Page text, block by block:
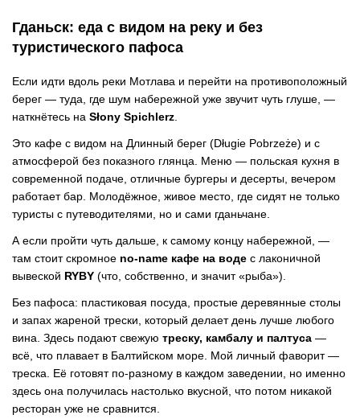
Гданьск: еда с видом на реку и без
туристического пафоса
Если идти вдоль реки Мотлава и перейти на противоположный
берег — туда, где шум набережной уже звучит чуть глуше, —
наткнётесь на Słony Spichlerz
Это кафе с видом на Длинный берег (Długie Pobrzeże) и с
атмосферой без показного глянца. Меню — польская кухня в
современной подаче, отличные бургеры и десерты, вечером
работает бар. Молодёжное, живое место, где сидят не только
туристы с путеводителями, но и сами гданьчане.
А если пройти чуть дальше, к самому концу набережной, —
там стоит скромное no-name кафе на воде с лаконичной
вывеской RYBY (что, собственно, и значит «рыба»).
Без пафоса: пластиковая посуда, простые деревянные столы
и запах жареной трески, который делает день лучше любого
вина. Здесь подают свежую треску, камбалу и палтуса —
всё, что плавает в Балтийском море. Мой личный фаворит —
треска. Её готовят по-разному в каждом заведении, но именно
здесь она получилась настолько вкусной, что потом никакой
ресторан уже не сравнится.